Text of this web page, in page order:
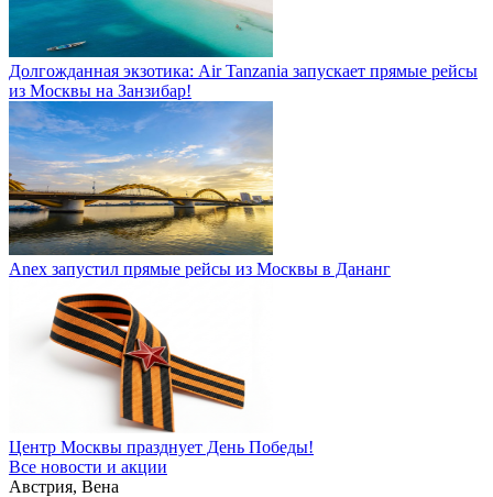
Долгожданная экзотика: Air Tanzania запускает прямые рейсы
из Москвы на Занзибар!
Anex запустил прямые рейсы из Москвы в Дананг
Центр Москвы празднует День Победы!
Все новости и акции
Австрия, Вена